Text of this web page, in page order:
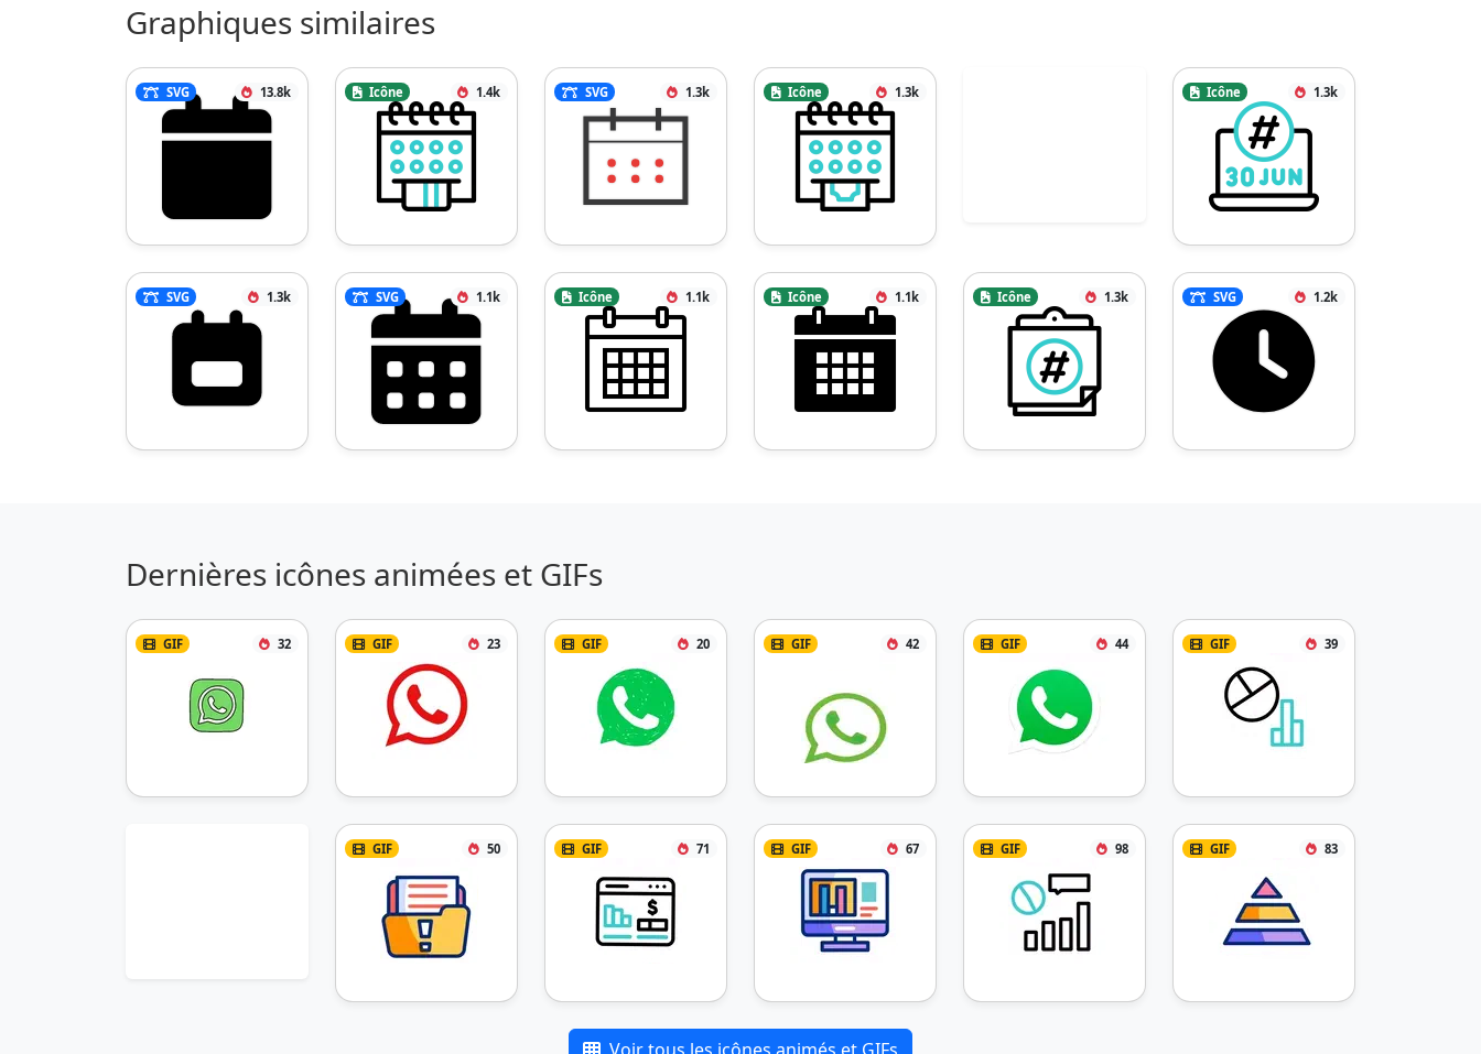
Graphiques similaires
SVG 13.8k Icône 1.4k SVG 1.3k Icône 1.3k Icône 1.3k
SVG 1.3k SVG 1.1k Icône 1.1k Icône 1.1k Icône 1.3k SVG 1.2k
Dernières icônes animées et GIFs
GIF 32 GIF 23 GIF 20 GIF 42 GIF 44 GIF 39
GIF 50 GIF 71 GIF 67 GIF 98 GIF 83